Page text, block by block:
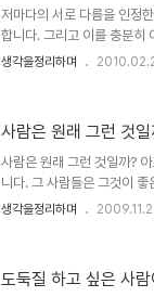
에 도달하게 되었음은 개인
저마다의 서로 다름을 인정
합니다. 그리고 이를 충분히
고 있음에도 우리는 종종 이
최근 인기를 끌었던 드라마 "
다면...- 하는 것이라면 좋은
생각을정리하며
사람은 원래 그런 것일
사람은 원래 그런 것일까?
니다. 그 사람들은 그것이
져 그런 전통이 있는 그 곳에
집안의 종교에 따라 대부분
생각을정리하며
도둑질 하고 싶은 사